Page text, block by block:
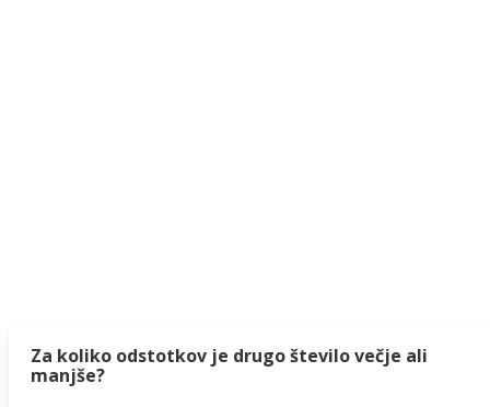
Za koliko odstotkov je drugo število večje ali
manjše?